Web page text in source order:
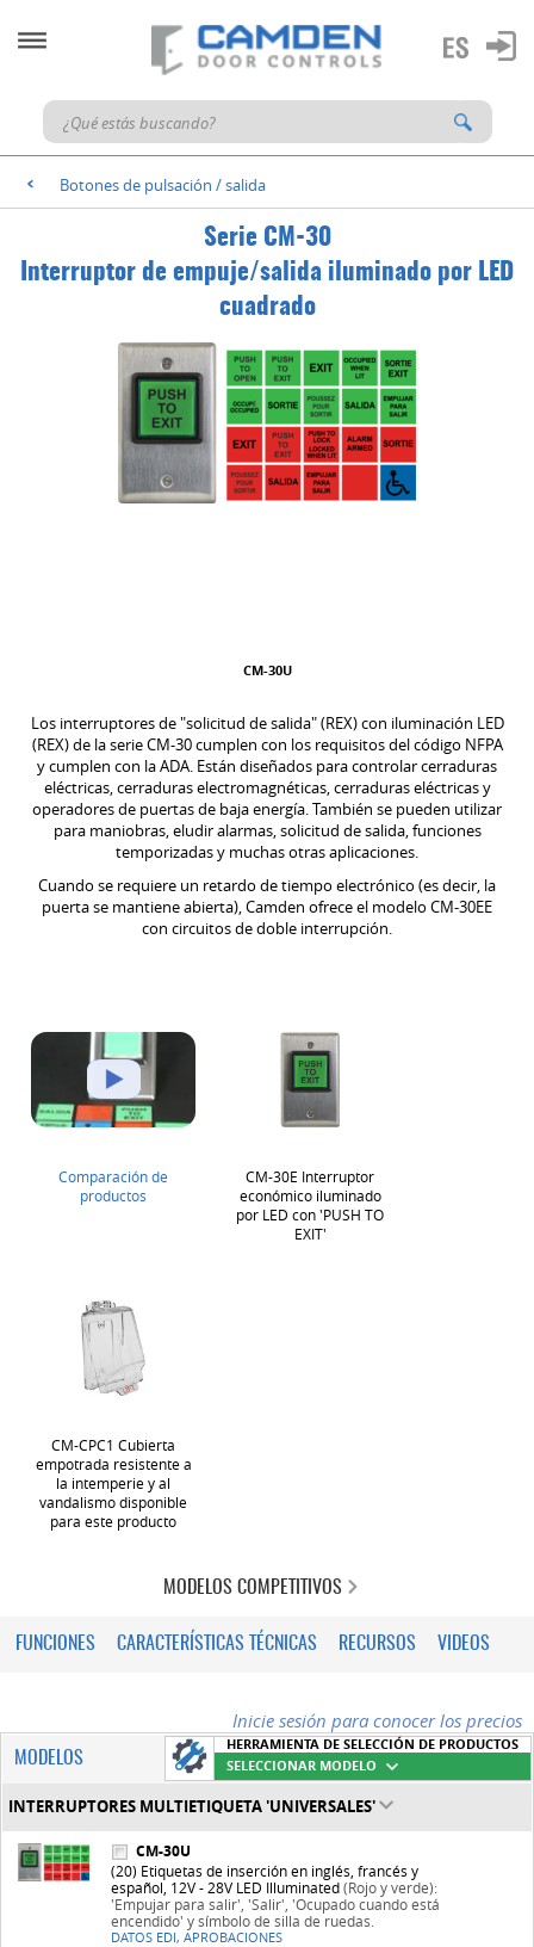
< Botones de pulsación / salida
Serie CM-30
Interruptor de empuje/salida iluminado por LED
cuadrado
CM-30U
Los interruptores de "solicitud de salida" (REX) con iluminación LED
(REX) de la serie CM-30 cumplen con los requisitos del código NFPA
y cumplen con la ADA. Están diseñados para controlar cerraduras
eléctricas, cerraduras electromagnéticas, cerraduras eléctricas y
operadores de puertas de baja energía. También se pueden utilizar
para maniobras, eludir alarmas, solicitud de salida, funciones
temporizadas y muchas otras aplicaciones.
Cuando se requiere un retardo de tiempo electrónico (es decir, la
puerta se mantiene abierta), Camden ofrece el modelo CM-30EE
con circuitos de doble interrupción.
Comparación de
productos
CM-30E Interruptor
económico iluminado
por LED con 'PUSH TO
EXIT'
CM-CPC1 Cubierta
empotrada resistente a
la intemperie y al
vandalismo disponible
para este producto
MODELOS COMPETITIVOS
FUNCIONES CARACTERÍSTICAS TÉCNICAS RECURSOS VIDEOS
Inicie sesión para conocer los precios
MODELOS
HERRAMIENTA DE SELECCIÓN DE PRODUCTOS
SELECCIONAR MODELO
INTERRUPTORES MULTIETIQUETA 'UNIVERSALES'
CM-30U
(20) Etiquetas de inserción en inglés, francés y
español, 12V - 28V LED Illuminated(Rojo y verde):
'Empujar para salir', 'Salir', 'Ocupado cuando está
encendido' y símbolo de silla de ruedas.
DATOS EDI, APROBACIONES